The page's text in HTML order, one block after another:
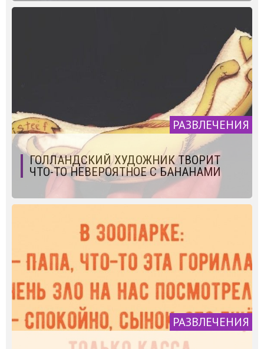
РАЗВЛЕЧЕНИЯ
ГОЛЛАНДСКИЙ ХУДОЖНИК ТВОРИТ
ЧТО-ТО НЕВЕРОЯТНОЕ С БАНАНАМИ
РАЗВЛЕЧЕНИЯ